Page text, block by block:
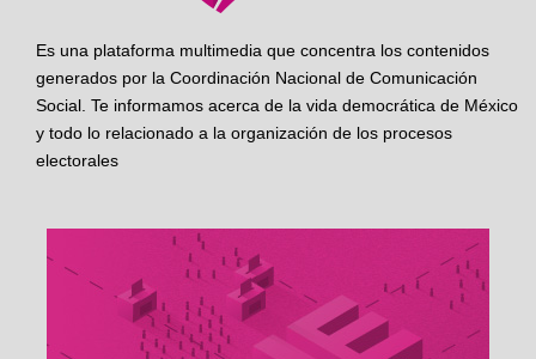
Es una plataforma multimedia que concentra los contenidos
generados por la Coordinación Nacional de Comunicación
Social. Te informamos acerca de la vida democrática de México
y todo lo relacionado a la organización de los procesos
electorales